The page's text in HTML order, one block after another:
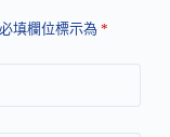
必填欄位標示為 *